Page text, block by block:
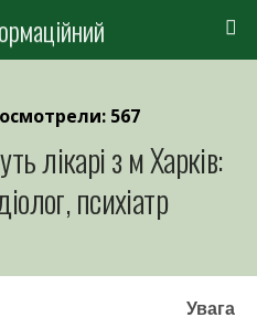
567
лікарі з м Харків:
психіатр
Увага